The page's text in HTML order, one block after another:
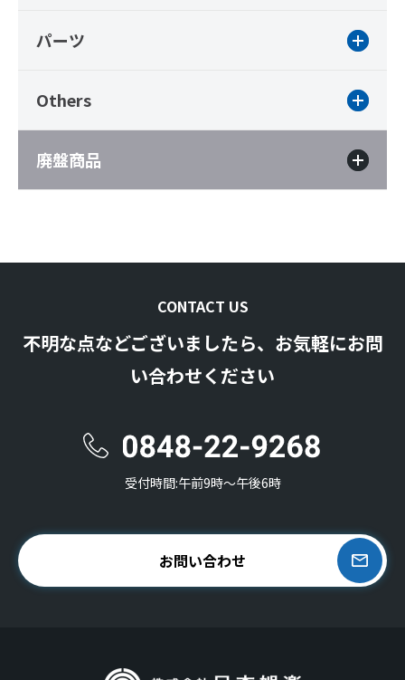
パーツ
Others
廃盤商品
CONTACT US
不明な点などございましたら、お気軽にお問
い合わせください
受付時間:午前9時〜午後6時
お問い合わせ